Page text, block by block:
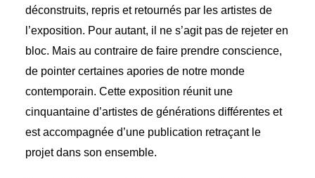
déconstruits, repris et retournés par les artistes de
l’exposition. Pour autant, il ne s’agit pas de rejeter en
bloc. Mais au contraire de faire prendre conscience,
de pointer certaines apories de notre monde
contemporain. Cette exposition réunit une
cinquantaine d’artistes de générations différentes et
est accompagnée d’une publication retraçant le
projet dans son ensemble.